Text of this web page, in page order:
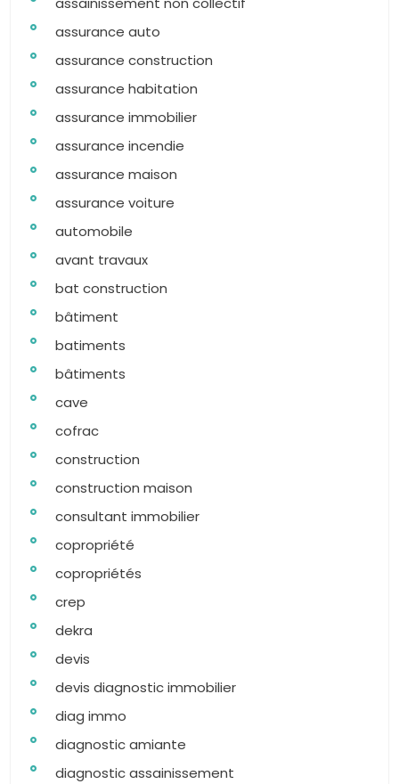
assurance auto
assurance construction
assurance habitation
assurance immobilier
assurance incendie
assurance maison
assurance voiture
automobile
avant travaux
bat construction
bâtiment
batiments
bâtiments
cave
cofrac
construction
construction maison
consultant immobilier
copropriété
copropriétés
crep
dekra
devis
devis diagnostic immobilier
diag immo
diagnostic amiante
diagnostic assainissement